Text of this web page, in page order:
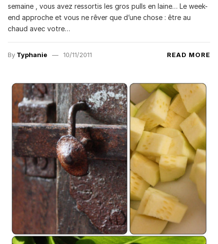
semaine , vous avez ressortis les gros pulls en laine… Le week-
end approche et vous ne rêver que d’une chose : être au
chaud avec votre…
By Typhanie 10/11/2011 READ MORE